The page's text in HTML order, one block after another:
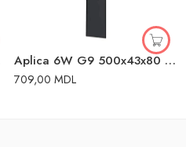
Aplica 6W G9 500x43x80 mm 220V IP20 TK Lighting
709,00 MDL